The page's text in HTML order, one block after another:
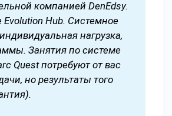
компанией DenEdsy.
Evolution Hub. Системное
нагрузка,
Занятия по системе
Quest потребуют от вас
но результаты того